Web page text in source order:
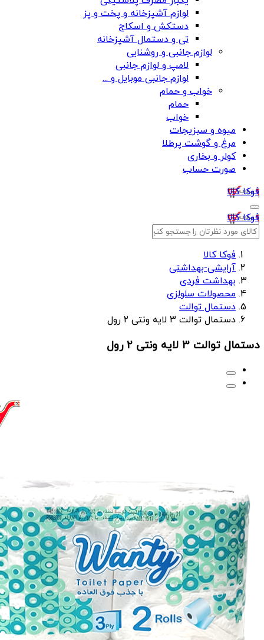
لوازم آشپزخانه و پخت و پز
دستکش و اسکاج
تی و دستمال آشپزخانه
لوازم جانبی و روشنایی
لامپ و لوازم جانبی
لوازم جانبی موبایل و ...
خواب و حمام
حمام
خواب
میوه و سبزیجات
مرغ و گوشت پرطلا
کولر و بخاری
صورت حساب
فوکا کالا
فوکا کالا
فوکا کالا
آرایشی-بهداشتی
بهداشت فردی
محصولات سلولزی
دستمال توالت
دستمال توالت 3 لایه ونتی 2 رول
دستمال توالت 3 لایه ونتی 2 رول